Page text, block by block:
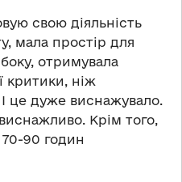
свою діяльність
мала простір для
боку, отримувала
критики, ніж
це дуже виснажувало.
Крім того,
90 годин